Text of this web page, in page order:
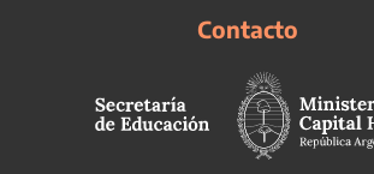
Contacto